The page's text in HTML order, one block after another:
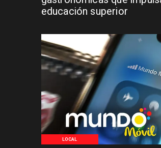
educación superior
LOCAL